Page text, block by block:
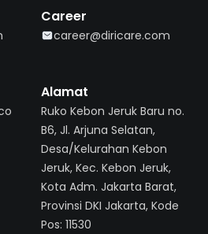
Career
career@diricare.com
Alamat
Ruko Kebon Jeruk Baru no.
B6, Jl. Arjuna Selatan,
Desa/Kelurahan Kebon
Jeruk, Kec. Kebon Jeruk,
Kota Adm. Jakarta Barat,
Provinsi DKI Jakarta, Kode
Pos: 11530